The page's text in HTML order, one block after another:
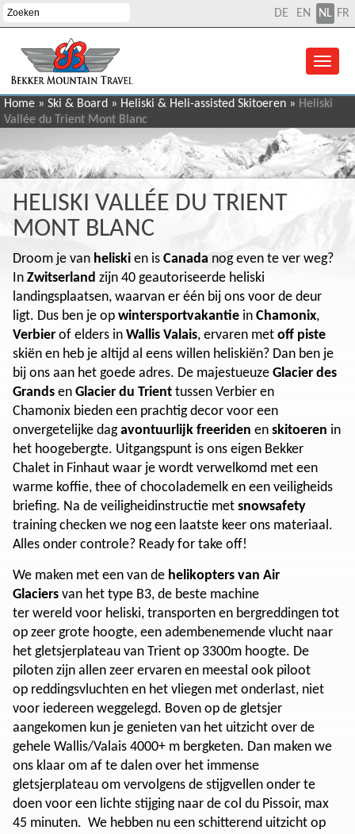
DE EN FR
NL
Home » Ski & Board » Heliski & Heli-assisted Skitoeren » Heliski
Vallée du Trient Mont Blanc
HELISKI VALLÉE DU TRIENT
MONT BLANC
Droom je van heliski en is Canada nog even te ver weg?
In Zwitserland zijn 40 geautoriseerde heliski
landingsplaatsen, waarvan er één bij ons voor de deur
ligt. Dus ben je op wintersportvakantie in Chamonix,
Verbier of elders in Wallis Valais, ervaren met off piste
skiën en heb je altijd al eens willen heliskiën? Dan ben je
bij ons aan het goede adres. De majestueuze Glacier des
Grands en Glacier du Trient tussen Verbier en
Chamonix bieden een prachtig decor voor een
onvergetelijke dagavontuurlijk freeriden en skitoeren in
het hoogebergte. Uitgangspunt is ons eigen Bekker
Chalet in Finhaut waar je wordt verwelkomd met een
warme koffie, thee of chocolademelk en een veiligheids
briefing. Na de veiligheidinstructie met snowsafety
training checken we nog een laatste keer ons materiaal.
Alles onder controle? Ready for take off!
We maken met een van de helikopters van Air
Glaciers van het type B3, de beste machine
ter wereld voor heliski, transporten en bergreddingen tot
op zeer grote hoogte, een adembenemende vlucht naar
het gletsjerplateau van Trient op 3300m hoogte. De
piloten zijn allen zeer ervaren en meestal ook piloot
op reddingsvluchten en het vliegen met onderlast, niet
voor iedereen weggelegd. Boven op de gletsjer
aangekomen kun je genieten van het uitzicht over de
gehele Wallis/Valais 4000+ m bergketen. Dan maken we
ons klaar om af te dalen over het immense
gletsjerplateau om vervolgens de stijgvellen onder te
doen voor een lichte stijging naar de col du Pissoir, max
45 minuten. We hebben nu een schitterend uitzicht op